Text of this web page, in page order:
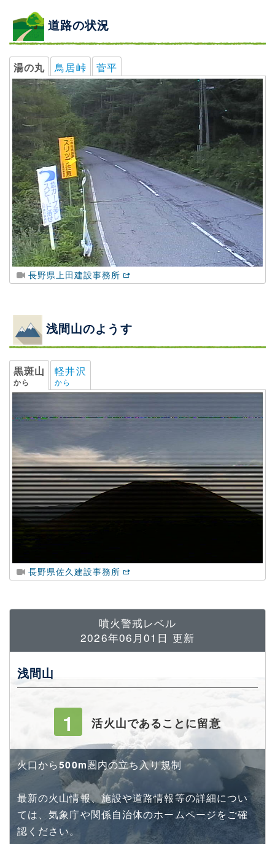
道路の状況
湯の丸 鳥居峠 菅平
長野県上田建設事務所
浅間山のようす
黒斑山
から
軽井沢
から
長野県佐久建設事務所
噴火警戒レベル
2026年06月01日 更新
浅間山
1 活火山であることに留意
火口から500m圏内の立ち入り規制
最新の火山情報、施設や道路情報等の詳細につい
ては、気象庁や関係自治体のホームページをご確
認ください。